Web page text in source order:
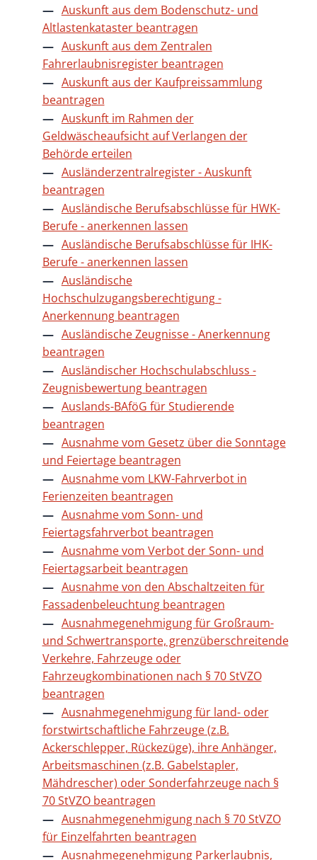
Auskunft aus dem Bodenschutz- und
Altlastenkataster beantragen
Auskunft aus dem Zentralen
Fahrerlaubnisregister beantragen
Auskunft aus der Kaufpreissammlung
beantragen
Auskunft im Rahmen der
Geldwäscheaufsicht auf Verlangen der
Behörde erteilen
Ausländerzentralregister - Auskunft
beantragen
Ausländische Berufsabschlüsse für HWK-
Berufe - anerkennen lassen
Ausländische Berufsabschlüsse für IHK-
Berufe - anerkennen lassen
Ausländische
Hochschulzugangsberechtigung -
Anerkennung beantragen
Ausländische Zeugnisse - Anerkennung
beantragen
Ausländischer Hochschulabschluss -
Zeugnisbewertung beantragen
Auslands-BAföG für Studierende
beantragen
Ausnahme vom Gesetz über die Sonntage
und Feiertage beantragen
Ausnahme vom LKW-Fahrverbot in
Ferienzeiten beantragen
Ausnahme vom Sonn- und
Feiertagsfahrverbot beantragen
Ausnahme vom Verbot der Sonn- und
Feiertagsarbeit beantragen
Ausnahme von den Abschaltzeiten für
Fassadenbeleuchtung beantragen
Ausnahmegenehmigung für Großraum-
und Schwertransporte, grenzüberschreitende
Verkehre, Fahrzeuge oder
Fahrzeugkombinationen nach § 70 StVZO
beantragen
Ausnahmegenehmigung für land- oder
forstwirtschaftliche Fahrzeuge (z.B.
Ackerschlepper, Rückezüge), ihre Anhänger,
Arbeitsmaschinen (z.B. Gabelstapler,
Mähdrescher) oder Sonderfahrzeuge nach §
70 StVZO beantragen
Ausnahmegenehmigung nach § 70 StVZO
für Einzelfahrten beantragen
Ausnahmegenehmigung Parkerlaubnis,